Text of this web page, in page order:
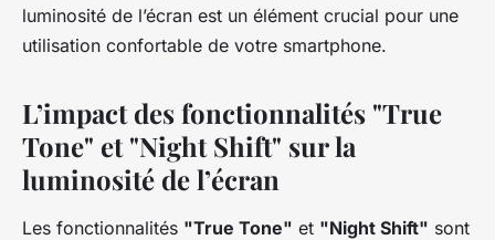
luminosité de l’écran est un élément crucial pour une
utilisation confortable de votre smartphone.
L’impact des fonctionnalités "True
Tone" et "Night Shift" sur la
luminosité de l’écran
Les fonctionnalités "True Tone" et "Night Shift" sont